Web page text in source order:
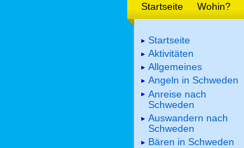
Startseite Wohin?
Startseite
Aktivitäten
Allgemeines
Angeln in Schweden
Anreise nach
Schweden
Auswandern nach
Schweden
Bären in Schweden